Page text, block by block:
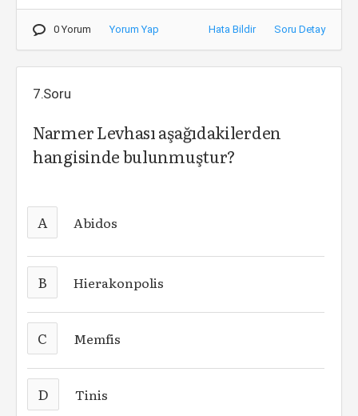
0 Yorum Yorum Yap Hata Bildir Soru Detay
7.Soru
Narmer Levhası aşağıdakilerden
hangisinde bulunmuştur?
A Abidos
B Hierakonpolis
C Memfis
D Tinis